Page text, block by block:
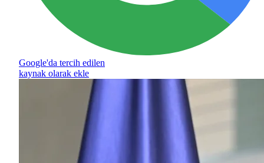
Google'da tercih edilen
kaynak olarak ekle